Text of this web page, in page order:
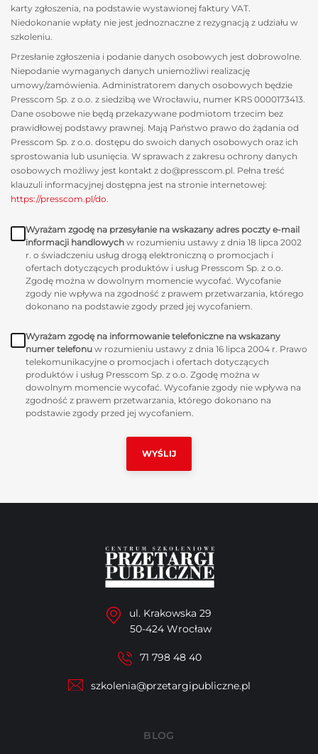
karty zgłoszenia, na podstawie wystawionej faktury VAT.
Niedokonanie wpłaty nie jest jednoznaczne z rezygnacją z udziału w
szkoleniu.
Przesłanie zgłoszenia i podanie danych osobowych jest dobrowolne.
Niepodanie wymaganych danych uniemożliwi realizację
umowy/zamówienia. Administratorem danych osobowych będzie
Presscom Sp. z o.o. z siedzibą we Wrocławiu, numer KRS 0000173413.
Dane osobowe nie będą przekazywane podmiotom trzecim bez
prawidłowej podstawy prawnej. Mają Państwo prawo do żądania od
Presscom Sp. z o.o. dostępu do swoich danych osobowych oraz ich
sprostowania lub usunięcia. W sprawach z zakresu ochrony danych
osobowych możliwy jest kontakt z do@presscom.pl. Pełna treść
klauzuli informacyjnej dostępna jest na stronie internetowej:
https://presscom.pl/do.
Wyrażam zgodę na przesyłanie na wskazany adres poczty e-mail
informacji handlowych w rozumieniu ustawy z dnia 18 lipca 2002
r. o świadczeniu usług drogą elektroniczną o promocjach i
ofertach dotyczących produktów i usług Presscom Sp. z o.o.
Zgodę można w dowolnym momencie wycofać. Wycofanie
zgody nie wpływa na zgodność z prawem przetwarzania, którego
dokonano na podstawie zgody przed jej wycofaniem.
Wyrażam zgodę na informowanie telefoniczne na wskazany
numer telefonu w rozumieniu ustawy z dnia 16 lipca 2004 r. Prawo
telekomunikacyjne o promocjach i ofertach dotyczących
produktów i usług Presscom Sp. z o.o. Zgodę można w
dowolnym momencie wycofać. Wycofanie zgody nie wpływa na
zgodność z prawem przetwarzania, którego dokonano na
podstawie zgody przed jej wycofaniem.
ul. Krakowska 29
50-424 Wrocław
71 798 48 40
szkolenia@przetargipubliczne.pl
BLOG